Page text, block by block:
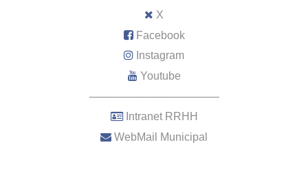
X
Facebook
Instagram
Youtube
–––––––––––––––––––––
Intranet RRHH
WebMail Municipal